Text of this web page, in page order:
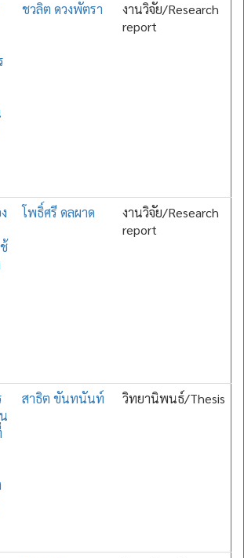
ชวลิต ดวงพัตรา
งานวิจัย/Research
report
โพธิ์ศรี ดลผาด
งานวิจัย/Research
report
สาธิต ขันทนันท์ วิทยานิพนธ์/Thesis